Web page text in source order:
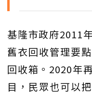
基隆市政府2011
舊衣回收管理要
回收箱。2020年
目，民眾也可以